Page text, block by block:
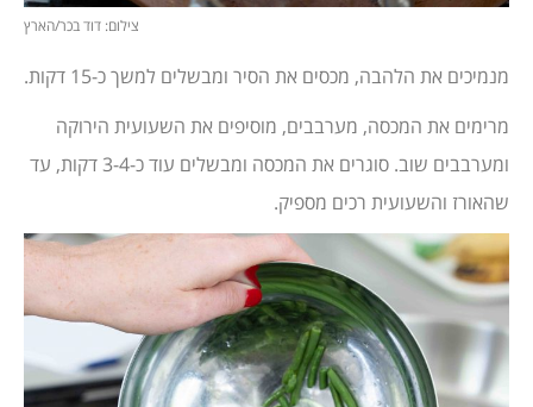
צילום: דוד בכר/הארץ
מנמיכים את הלהבה, מכסים את הסיר ומבשלים למשך כ-15 דקות.
מרימים את המכסה, מערבבים, מוסיפים את השעועית הירוקה
ומערבבים שוב. סוגרים את המכסה ומבשלים עוד כ-3-4 דקות, עד
שהאורז והשעועית רכים מספיק.